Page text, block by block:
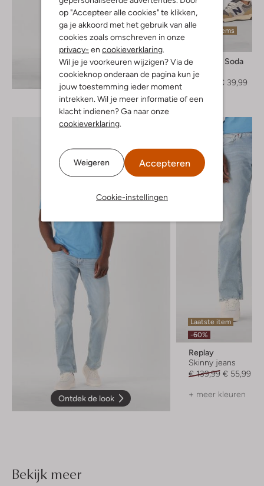
op "Accepteer alle cookies" te klikken,
ga je akkoord met het gebruik van alle
cookies zoals omschreven in onze
privacy- en cookieverklaring
Wil je je voorkeuren wijzigen? Via de
cookieknop onderaan de pagina kun je
jouw toestemming ieder moment
intrekken. Wil je meer informatie of een
klacht indienen? Ga naar onze
cookieverklaring
Weigeren Accepteren
Cookie-instellingen
Ontdek de look
Laatste items
Scotch & Soda
Chino
€ 39,99
Ontdek de look
Laatste item
-60%
Replay
Skinny jeans
€ 139,99 € 55,99
+ meer kleuren
Bekijk meer